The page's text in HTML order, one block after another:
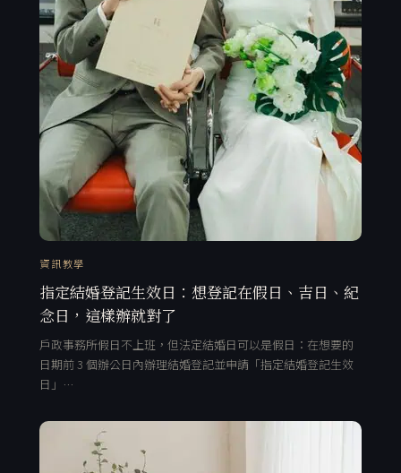
資訊教學
指定結婚登記生效日：想登記在假日、吉日、紀
念日，這樣辦就對了
戶政事務所假日不上班，但法定結婚日可以是假日：在想要的
日期前 3 個辦公日內辦理結婚登記並申請「指定結婚登記生效
日」…